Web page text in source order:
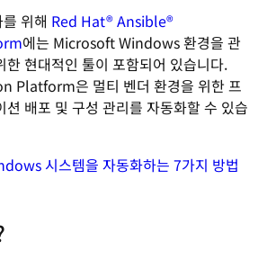
위해 Red Hat® Ansible®
에는 Microsoft Windows 환경을 관
한 현대적인 툴이 포함되어 있습니다.
Platform은 멀티 벤더 환경을 위한 프
션 배포 및 구성 관리를 자동화할 수 있습
시스템을 자동화하는 7가지 방법